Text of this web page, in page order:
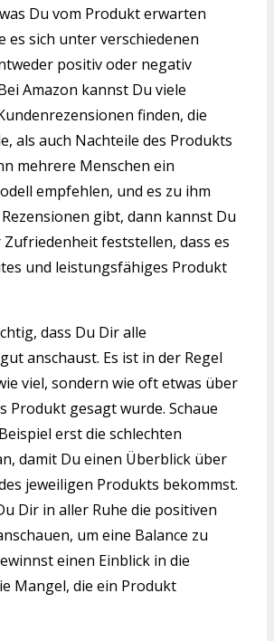
Du vom Produkt erwarten
es sich unter verschiedenen
positiv oder negativ
Amazon kannst Du viele
finden, die
als auch Nachteile des Produkts
mehrere Menschen ein
empfehlen, und es zu ihm
gibt, dann kannst Du
Zufriedenheit feststellen, dass es
und leistungsfähiges Produkt
dass Du Dir alle
anschaust. Es ist in der Regel
viel, sondern wie oft etwas über
Produkt gesagt wurde. Schaue
erst die schlechten
damit Du einen Überblick über
jeweiligen Produkts bekommst.
Dir in aller Ruhe die positiven
um eine Balance zu
einen Einblick in die
Mangel, die ein Produkt